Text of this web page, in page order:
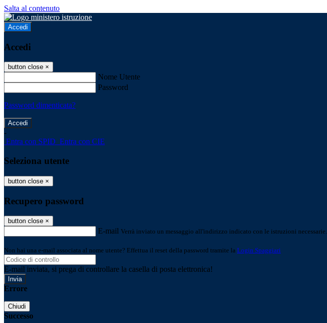
Salta al contenuto
Accedi
Accedi
button close ×
Nome Utente
Password
Password dimenticata?
-
Entra con SPID Entra con CIE
Seleziona utente
button close ×
Recupero password
button close ×
E-mail Verrà inviato un messaggio all'indirizzo indicato con le istruzioni necessarie.
Non hai una e-mail associata al nome utente? Effettua il reset della password tramite la Login Spaggiari
E-mail inviata, si prega di controllare la casella di posta elettronica!
Errore
Chiudi
Successo